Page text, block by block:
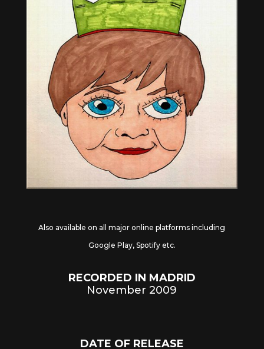
Also available on all major online platforms including
Google Play, Spotify etc.
RECORDED IN MADRID
November 2009
DATE OF RELEASE